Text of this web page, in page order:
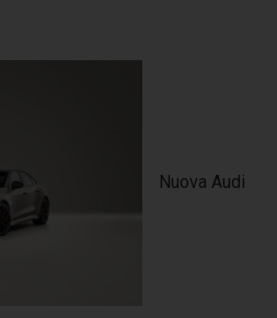
Nuova Audi